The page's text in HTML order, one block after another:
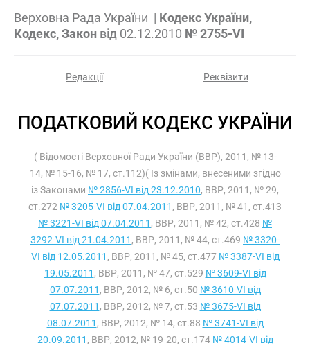
Верховна Рада України | Кодекс України,
Кодекс, Закон від 02.12.2010 № 2755-VI
Редакції Реквізити
ПОДАТКОВИЙ КОДЕКС УКРАЇНИ
( Відомості Верховної Ради України (ВВР), 2011, № 13-
14, № 15-16, № 17, ст.112)( Із змінами, внесеними згідно
із Законами № 2856-VI від 23.12.2010, ВВР, 2011, № 29,
ст.272 № 3205-VI від 07.04.2011 , ВВР, 2011, № 41, ст.413
№ 3221-VI від 07.04.2011 , ВВР, 2011, № 42, ст.428 №
3292-VI від 21.04.2011 , ВВР, 2011, № 44, ст.469 № 3320-
VI від 12.05.2011 , ВВР, 2011, № 45, ст.477 № 3387-VI від
19.05.2011 , ВВР, 2011, № 47, ст.529 № 3609-VI від
07.07.2011 , ВВР, 2012, № 6, ст.50 № 3610-VI від
07.07.2011 , ВВР, 2012, № 7, ст.53 № 3675-VI від
08.07.2011 , ВВР, 2012, № 14, ст.88 № 3741-VI від
20.09.2011 , ВВР, 2012, № 19-20, ст.174 № 4014-VI від